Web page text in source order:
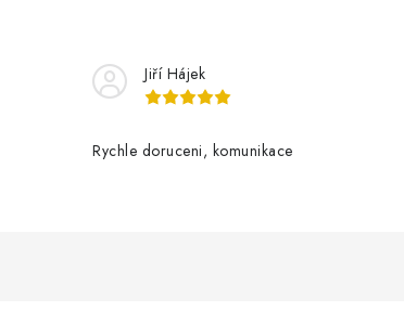
Jiří Hájek
Rychle doruceni, komunikace